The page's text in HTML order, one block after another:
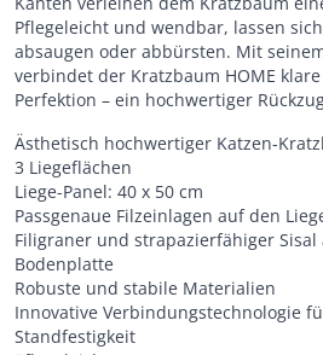
Pflegeleicht und wendbar, lassen
absaugen oder abbürsten. Mit
verbindet der Kratzbaum HOME
Perfektion – ein hochwertiger
Ästhetisch hochwertiger Katzen-
3 Liegeflächen
Liege-Panel: 40 x 50 cm
Passgenaue Filzeinlagen auf den
Filigraner und strapazierfähiger
Bodenplatte
Robuste und stabile Materialien
Innovative Verbindungstechnologie
Standfestigkeit